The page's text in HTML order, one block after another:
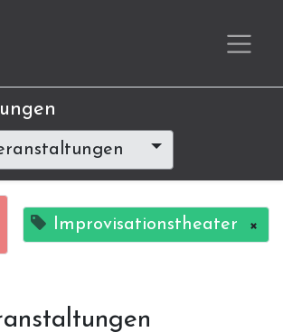
Improvisationstheater ×